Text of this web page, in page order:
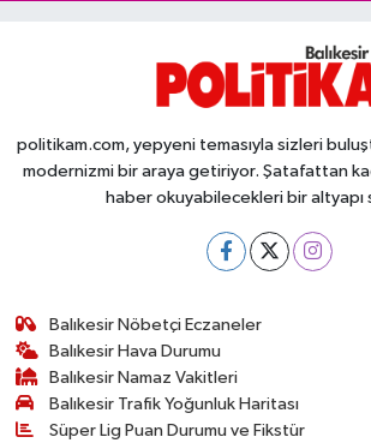
politikam.com, yepyeni temasıyla sizleri
modernizmi bir araya getiriyor. Şatafattan
haber okuyabilecekleri bir altyapı
Balıkesir Nöbetçi Eczaneler
Balıkesir Hava Durumu
Balıkesir Namaz Vakitleri
Balıkesir Trafik Yoğunluk Haritası
Süper Lig Puan Durumu ve Fikstür